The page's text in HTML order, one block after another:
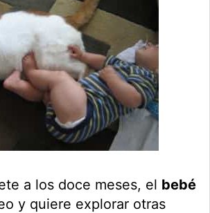
a los doce meses, el bebé
y quiere explorar otras